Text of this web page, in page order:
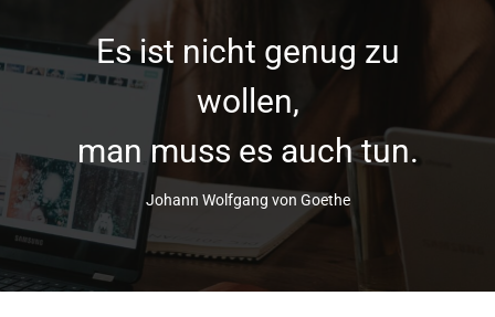
Es ist nicht genug zu
wollen,
man muss es auch tun.
Johann Wolfgang von Goethe